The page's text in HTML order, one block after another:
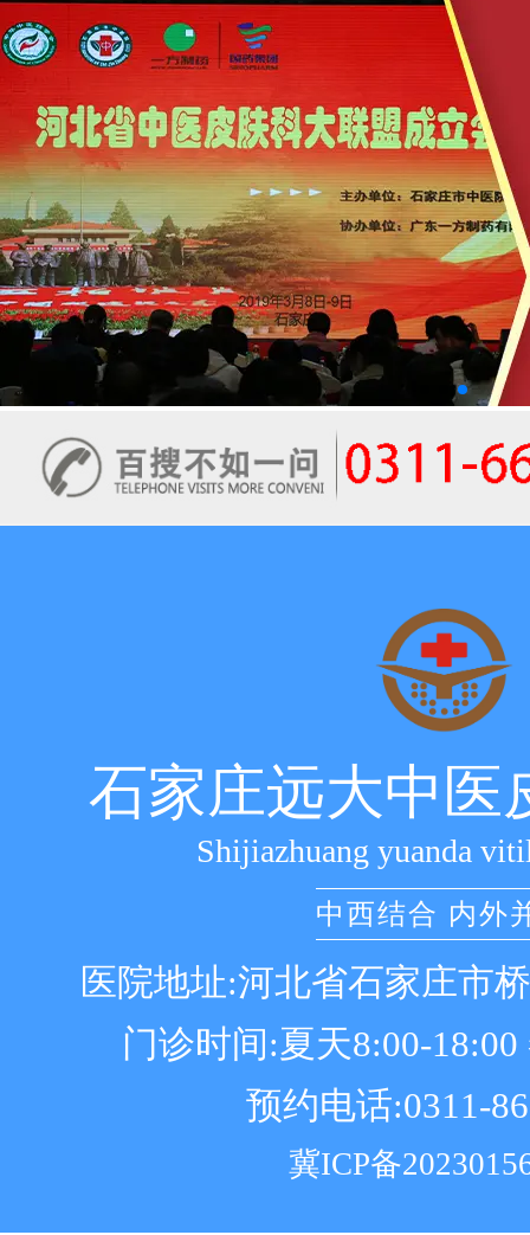
石家庄远大中医
Shijiazhuang yuanda
中西结合 内外
医院地址:河北省石家庄市
门诊时间:夏天8:00-18:00
预约电话:0311-
冀ICP备